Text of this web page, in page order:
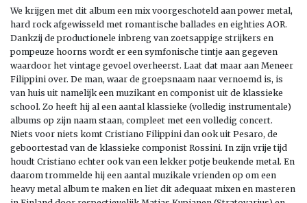
We krijgen met dit album een mix voorgeschoteld aan power metal,
hard rock afgewisseld met romantische ballades en eighties AOR.
Dankzij de productionele inbreng van zoetsappige strijkers en
pompeuze hoorns wordt er een symfonische tintje aan gegeven
waardoor het vintage gevoel overheerst. Laat dat maar aan Meneer
Filippini over. De man, waar de groepsnaam naar vernoemd is, is
van huis uit namelijk een muzikant en componist uit de klassieke
school. Zo heeft hij al een aantal klassieke (volledig instrumentale)
albums op zijn naam staan, compleet met een volledig concert.
Niets voor niets komt Cristiano Filippini dan ook uit Pesaro, de
geboortestad van de klassieke componist Rossini. In zijn vrije tijd
houdt Cristiano echter ook van een lekker potje beukende metal. En
daarom trommelde hij een aantal muzikale vrienden op om een
heavy metal album te maken en liet dit adequaat mixen en masteren